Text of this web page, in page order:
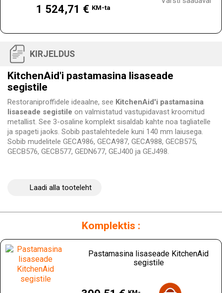
1 524,71 € KM-ta
KIRJELDUS
KitchenAid'i pastamasina lisaseade
segistile
Restoraniproffidele ideaalne, see KitchenAid'i pastamasina
lisaseade segistile on valmistatud vastupidavast kroomitud
metallist. See 3-osaline komplekt sisaldab kahte noa tagliatelle
ja spageti jaoks. Sobib pastalehtedele kuni 140 mm laiusega.
Sobib mudelitele GECA986, GECA987, GECA988, GECB575,
GECB576, GECB577, GEDN677, GEJ400 ja GEJ498.
Laadi alla tooteleht
Komplektis :
Pastamasina lisaseade KitchenAid
segistile